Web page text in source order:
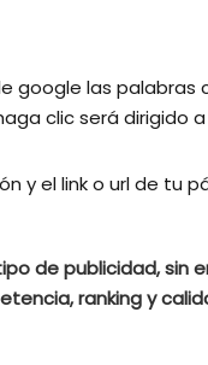
google las palabras
clic será dirigido
y el link o url de tu
de publicidad, sin
ranking y